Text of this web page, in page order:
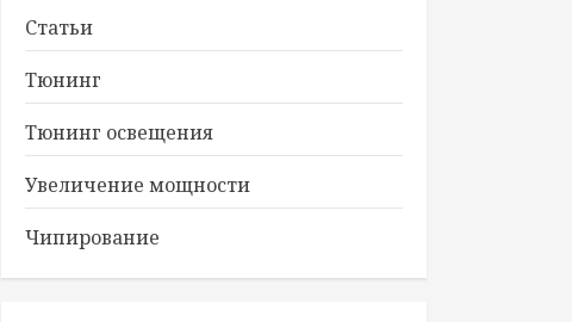
Статьи
Тюнинг
Тюнинг освещения
Увеличение мощности
Чипирование